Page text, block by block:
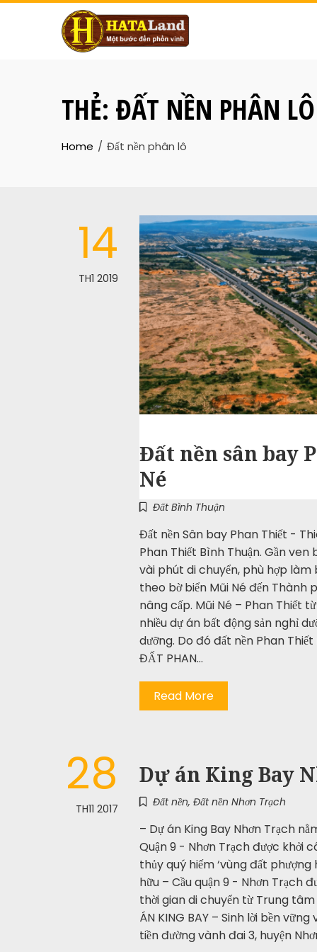
THẺ: ĐẤT NỀN PHÂN LÔ
Home Đất nền phân lô
14
TH1 2019
Đất nền sân bay
Né
Đất Bình Thuận
Đất nền Sân bay Phan Thiết -
Phan Thiết Bình Thuận. Gần
vài phút di chuyển, phù hợp làm
theo bờ biển Mũi Né đến Thành
nâng cấp. Mũi Né – Phan Thiết
nhiều dự án bất động sản nghỉ
dưỡng. Do đó đất nền Phan
ĐẤT PHAN…
Read More
28
TH11 2017
Dự án King Bay
Đất nền, Đất nền Nhơn Trạch
– Dự án King Bay Nhơn Trạch
Quận 9 - Nhơn Trạch được khởi
thủy quý hiếm ‘vùng đất
hữu – Cầu quận 9 - Nhơn Trạch
thời gian di chuyển từ Trung tâm
ÁN KING BAY – Sinh lời bền
tiền đường vành đai 3, huyện